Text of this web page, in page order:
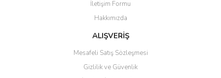
Ürün bilgilerinde hatalar bulunuyor.
Ürün fiyatı diğer sitelerden daha pahalı.
Bu ürüne benzer farklı alternatifler olmalı.
İletişim Formu
Hakkımızda
ALIŞVERİŞ
Mesafeli Satış Sözleşmesi
Gizlilik ve Güvenlik